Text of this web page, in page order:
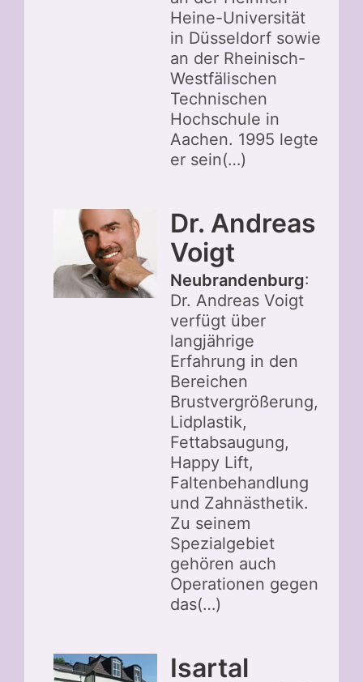
Heine-Universität
in Düsseldorf sowie
an der Rheinisch-
Westfälischen
Technischen
Hochschule in
Aachen. 1995 legte
er sein(…)
Dr. Andreas
Voigt
Neubrandenburg:
Dr. Andreas Voigt
verfügt über
langjährige
Erfahrung in den
Bereichen
Brustvergrößerung,
Lidplastik,
Fettabsaugung,
Happy Lift,
Faltenbehandlung
und Zahnästhetik.
Zu seinem
Spezialgebiet
gehören auch
Operationen gegen
das(…)
Isartal